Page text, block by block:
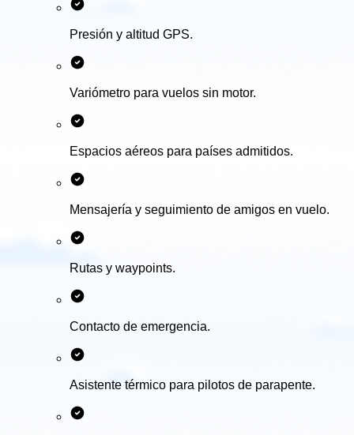
Presión y altitud GPS.
Variómetro para vuelos sin motor.
Espacios aéreos para países admitidos.
Mensajería y seguimiento de amigos en vuelo.
Rutas y waypoints.
Contacto de emergencia.
Asistente térmico para pilotos de parapente.